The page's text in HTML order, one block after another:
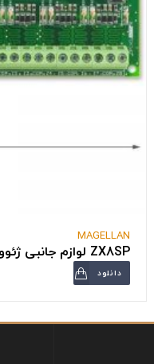
MAGELLAN
ZX8SP لوازم جانبی ژئوویژن
دانلود